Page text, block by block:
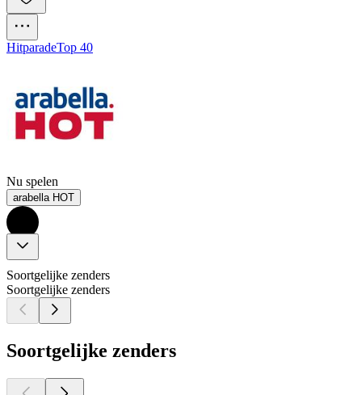
HitparadeTop 40
Nu spelen
arabella HOT
Soortgelijke zenders
Soortgelijke zenders
Soortgelijke zenders